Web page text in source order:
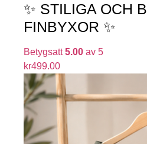
✨ STILIGA OCH
FINBYXOR ✨
Betygsatt5.00 av 5
kr499.00